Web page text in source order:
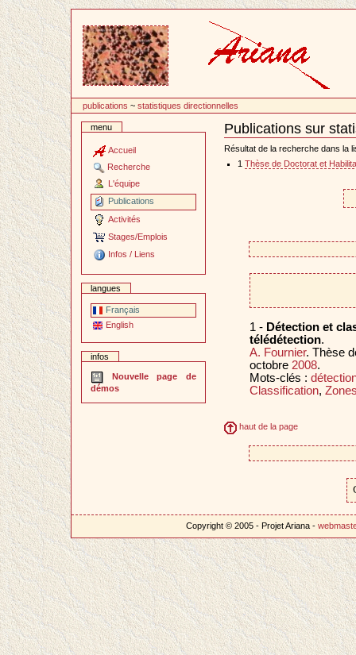
contenu
publications ~statistiques directionnelles
menu
Accueil
Recherche
L'équipe
Publications
Activités
Stages/Emplois
Infos / Liens
langues
Français
English
infos
Nouvelle page de
démos
Publications sur
Document
Actions
Résultat de la recherche dans la
1 Thèse de Doctorat et
1 - Détection et
télédétection.
A. Fournier. Thèse
octobre 2008.
Mots-clés :
Classification,
haut de la page
Copyright © 2005 - Projet Ariana -